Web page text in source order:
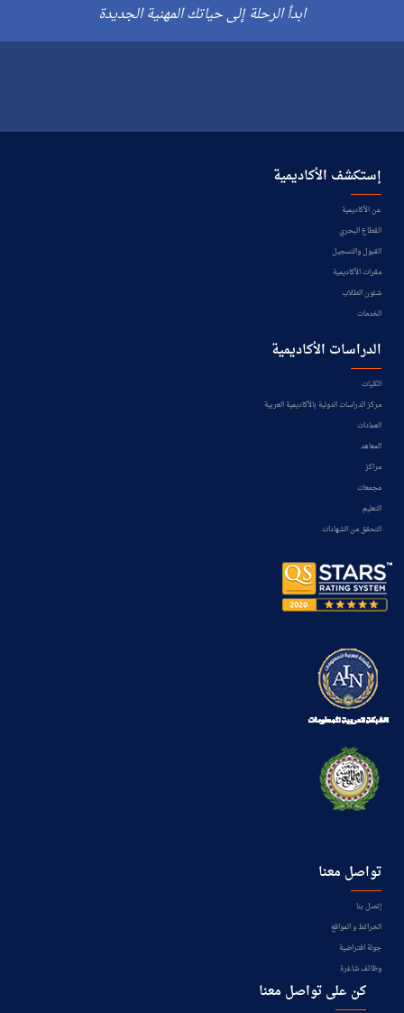
ابدأ الرحلة إلى حياتك المهنية الجديدة
إستكشف الأكاديمية
عن الأكاديمية
القطاع البحري
القبول والتسجيل
مقرات الأكاديمية
شئون الطلاب
الخدمات
الدراسات الأكاديمية
الكليات
مركز الدراسات الدولية بالأكاديمية العربية
العمادات
المعاهد
مراكز
مجمعات
التعليم
التحقق من الشهادات
تواصل معنا
إتصل بنا
الخرائط و المواقع
جولة افتراضية
وظائف شاغرة
كن على تواصل معنا